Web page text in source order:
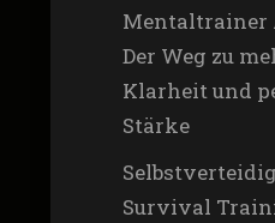
Mentaltrainer
Der Weg zu
Klarheit und
Stärke
Survival